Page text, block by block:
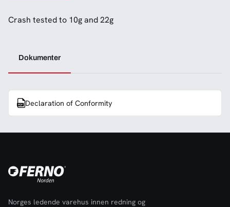
Crash tested to 10g and 22g
Dokumenter
Declaration of Conformity
Norges ledende varehus innen redning og